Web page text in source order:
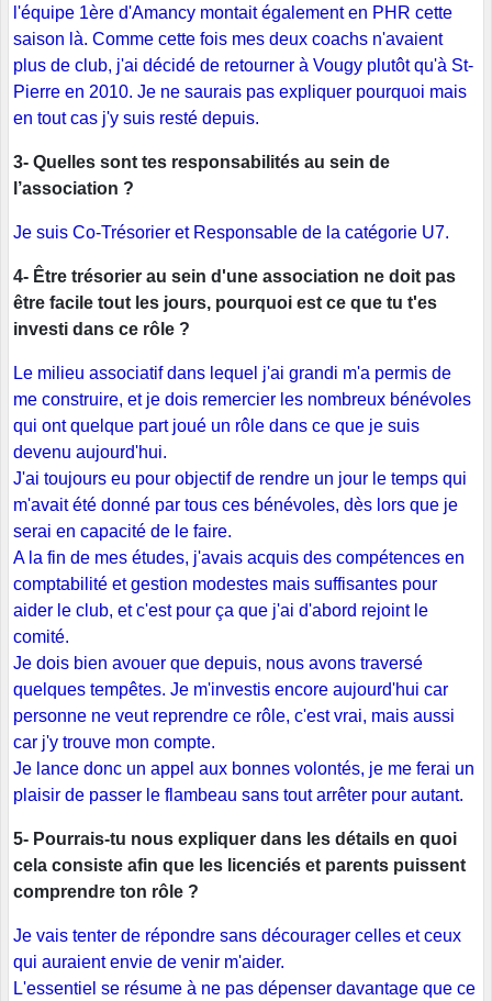
l'équipe 1ère d'Amancy montait également en PHR cette
saison là. Comme cette fois mes deux coachs n'avaient
plus de club, j'ai décidé de retourner à Vougy plutôt qu'à St-
Pierre en 2010. Je ne saurais pas expliquer pourquoi mais
en tout cas j'y suis resté depuis.
3- Quelles sont tes responsabilités au sein de
l’association ?
Je suis Co-Trésorier et Responsable de la catégorie U7.
4- Être trésorier au sein d'une association ne doit pas
être facile tout les jours, pourquoi est ce que tu t'es
investi dans ce rôle ?
Le milieu associatif dans lequel j'ai grandi m'a permis de
me construire, et je dois remercier les nombreux bénévoles
qui ont quelque part joué un rôle dans ce que je suis
devenu aujourd'hui.
J'ai toujours eu pour objectif de rendre un jour le temps qui
m'avait été donné par tous ces bénévoles, dès lors que je
serai en capacité de le faire.
A la fin de mes études, j'avais acquis des compétences en
comptabilité et gestion modestes mais suffisantes pour
aider le club, et c'est pour ça que j'ai d'abord rejoint le
comité.
Je dois bien avouer que depuis, nous avons traversé
quelques tempêtes. Je m'investis encore aujourd'hui car
personne ne veut reprendre ce rôle, c'est vrai, mais aussi
car j'y trouve mon compte.
Je lance donc un appel aux bonnes volontés, je me ferai un
plaisir de passer le flambeau sans tout arrêter pour autant.
5- Pourrais-tu nous expliquer dans les détails en quoi
cela consiste afin que les licenciés et parents puissent
comprendre ton rôle ?
Je vais tenter de répondre sans décourager celles et ceux
qui auraient envie de venir m'aider.
L'essentiel se résume à ne pas dépenser davantage que ce